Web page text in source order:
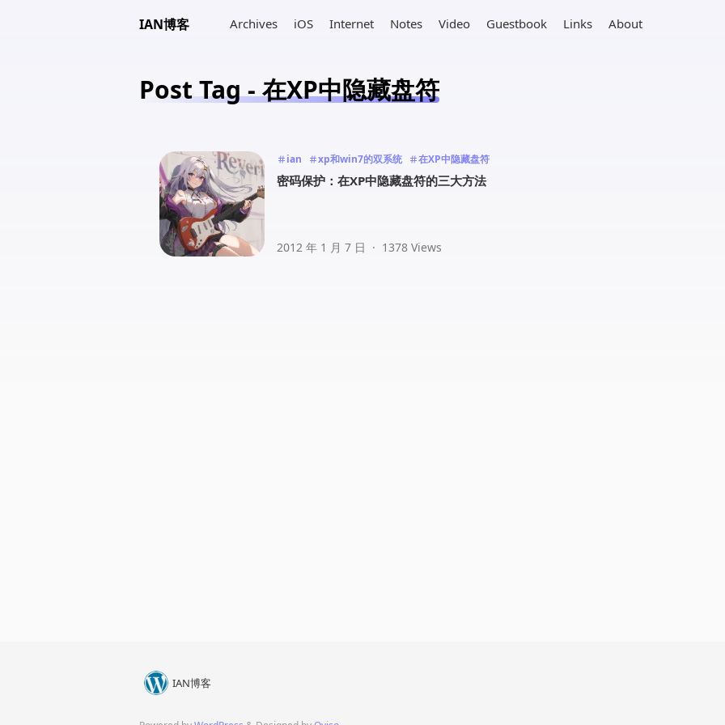
IAN博客 Archives iOS Internet Notes Video Guestbook Links About
Post Tag - 在XP中隐藏盘符
ian xp和win7的双系统 在XP中隐藏盘符
密码保护：在XP中隐藏盘符的三大方法
2012 年 1 月 7 日 · 1378 Views
IAN博客